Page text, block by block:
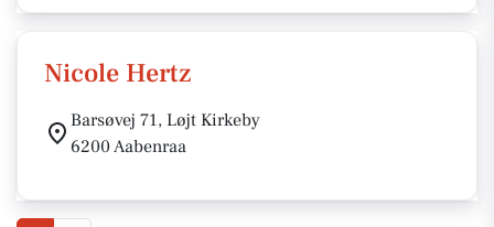
Nicole Hertz
Barsøvej 71, Løjt Kirkeby
6200 Aabenraa